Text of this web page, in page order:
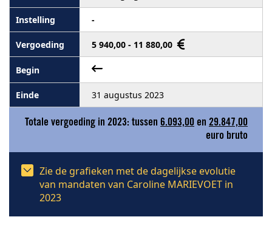
-
5 940,00 - 11 880,00
31 augustus 2023
Totale vergoeding in 2023: tussen 6.093,00 en 29.847,00
euro bruto
Zie de grafieken met de dagelijkse evolutie
van mandaten van Caroline MARIEVOET in
2023